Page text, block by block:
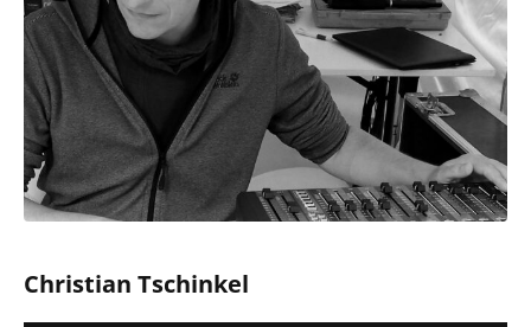
Christian Tschinkel